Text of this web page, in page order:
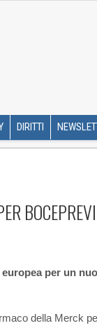
TO CONTENT
DIRITTI
per un
della Merck